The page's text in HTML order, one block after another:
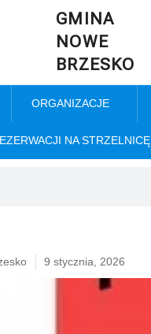
GMINA
NOWE
BRZESKO
ORGANIZACJE
NA STRZELNICĘ
9 stycznia, 2026